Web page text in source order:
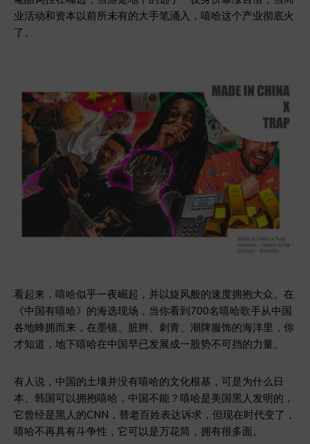
业活动和资本以前所未有的大手笔涌入，嘻哈这个产业彻底火
了。
看起来，嘻哈似乎一夜崛起，并以旋风般的速度拥抱大众。在
《中国有嘻哈》的海选现场，当你看到700名嘻哈歌手从中国
各地蜂拥而来，在墨镜、脏辫、刺青、潮牌服饰的海洋里，你
才知道，地下嘻哈在中国早已发展成一股势不可挡的力量。
有人说，中国的土壤并没有嘻哈的文化根基，可是为什么日
本、韩国可以拥抱嘻哈，中国不能？嘻哈是美国黑人发明的，
它曾经是黑人的CNN，替老百姓表达诉求，但现在时代变了，
嘻哈不再具有斗争性，它可以是万花筒，拥有很多面。